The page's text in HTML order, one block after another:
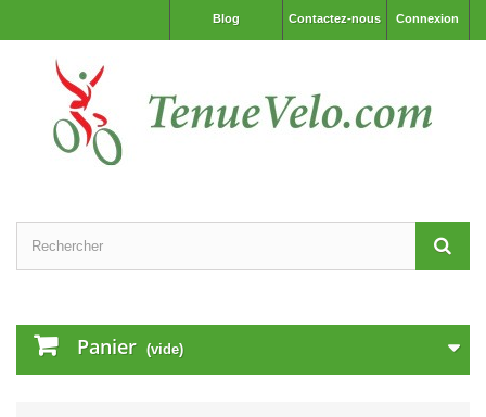
Connexion
Contactez-nous
Blog
Panier (vide)